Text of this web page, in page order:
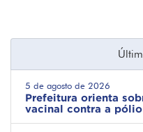
5 de agosto de 2026
Prefeitura orienta
vacinal contra a pólio